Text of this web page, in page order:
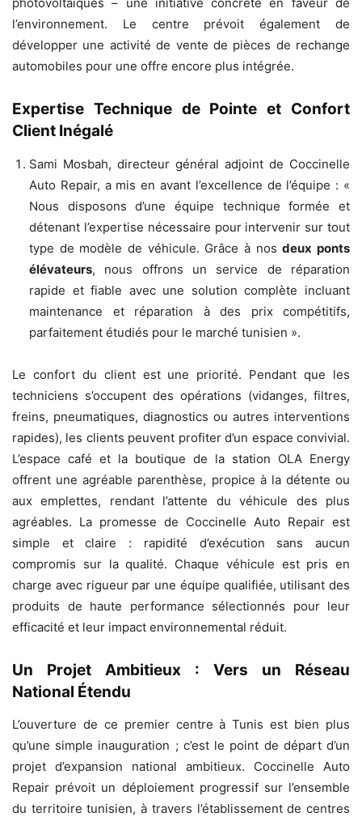
l’environnement. Le centre prévoit également de
développer une activité de vente de pièces de rechange
automobiles pour une offre encore plus intégrée.
Expertise Technique de Pointe et Confort
Client Inégalé
Sami Mosbah, directeur général adjoint de Coccinelle
Auto Repair, a mis en avant l’excellence de l’équipe : «
Nous disposons d’une équipe technique formée et
détenant l’expertise nécessaire pour intervenir sur tout
type de modèle de véhicule. Grâce à nosdeux ponts
élévateurs, nous offrons un service de réparation
rapide et fiable avec une solution complète incluant
maintenance et réparation à des prix compétitifs,
parfaitement étudiés pour le marché tunisien ».
Le confort du client est une priorité. Pendant que les
techniciens s’occupent des opérations (vidanges, filtres,
freins, pneumatiques, diagnostics ou autres interventions
rapides), les clients peuvent profiter d’un espace convivial.
L’espace café et la boutique de la station OLA Energy
offrent une agréable parenthèse, propice à la détente ou
aux emplettes, rendant l’attente du véhicule des plus
agréables. La promesse de Coccinelle Auto Repair est
simple et claire : rapidité d’exécution sans aucun
compromis sur la qualité. Chaque véhicule est pris en
charge avec rigueur par une équipe qualifiée, utilisant des
produits de haute performance sélectionnés pour leur
efficacité et leur impact environnemental réduit.
Un Projet Ambitieux : Vers un Réseau
National Étendu
L’ouverture de ce premier centre à Tunis est bien plus
qu’une simple inauguration ; c’est le point de départ d’un
projet d’expansion national ambitieux. Coccinelle Auto
Repair prévoit un déploiement progressif sur l’ensemble
du territoire tunisien, à travers l’établissement de centres